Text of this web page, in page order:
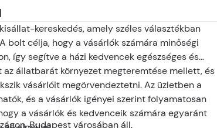
kereskedés, amely széles választékban
célja, hogy a vásárlók számára minőségi
így segítve a házi kedvencek egészséges és
állatbarát környezet megteremtése mellett, és
vásárlóit megörvendeztetni. Az üzletben a
és a vásárlók igényei szerint folyamatosan
a vásárlók és kedvenceik számára egyaránt
Budapestvárosában áll.